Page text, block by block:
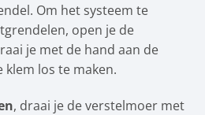
Om het systeem te
open je de
je met de hand aan de
los te maken.
, draai je de verstelmoer met